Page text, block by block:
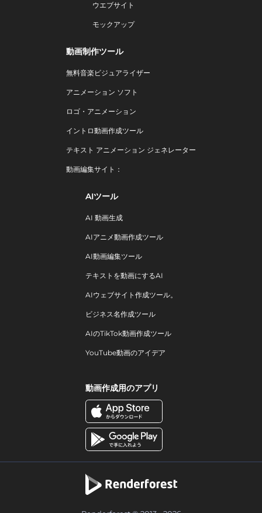
ウエブサイト
モックアップ
動画制作ツール
無料音楽ビジュアライザー
アニメーション ソフト
ロゴ・アニメーション
イントロ動画作成ツール
テキスト アニメーション ジェネレーター
動画編集サイト：
AIツール
AI 動画生成
AIアニメ動画作成ツール
AI動画編集ツール
テキストを動画にするAI
AIウェブサイト作成ツール。
ビジネス名作成ツール
AIのTikTok動画作成ツール
YouTube動画のアイデア
動画作成用のアプリ